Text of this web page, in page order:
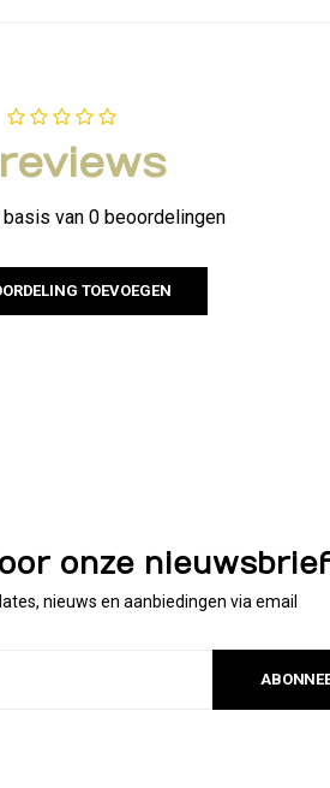
van 0 beoordelingen
TOEVOEGEN
onze
nieuws en aanbiedingen via email